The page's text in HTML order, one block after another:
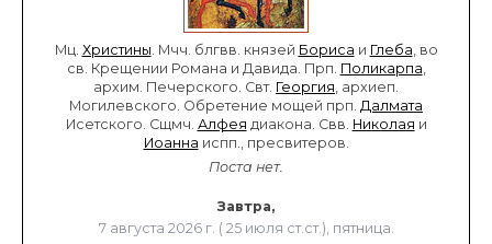
Мц. Христины. Мчч. блгвв. князей Бориса и Глеба, во
св. Крещении Романа и Давида. Прп. Поликарпа,
архим. Печерского. Свт. Георгия, архиеп.
Могилевского. Обретение мощей прп. Далмата
Исетского. Сщмч. Алфея диакона. Свв. Николая и
Иоанна испп., пресвитеров.
Поста нет.
Завтра,
7 августа 2026 г. ( 25 июля ст.ст.), пятница.